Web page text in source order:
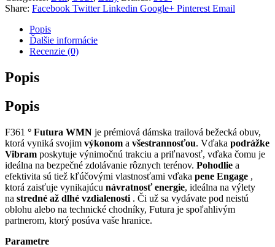
Share: Facebook Twitter Linkedin Google+ Pinterest Email
Popis
Ďalšie informácie
Recenzie (0)
Popis
Popis
F361 ° Futura WMN je prémiová dámska trailová bežecká obuv,
ktorá vyniká svojim výkonom a všestrannosťou. Vďaka podrážke
Vibram poskytuje výnimočnú trakciu a priľnavosť, vďaka čomu je
ideálna na bezpečné zdolávanie rôznych terénov. Pohodlie a
efektivita sú tiež kľúčovými vlastnosťami vďaka pene Engage ,
ktorá zaisťuje vynikajúcu návratnosť energie, ideálna na výlety
na stredné až dlhé vzdialenosti . Či už sa vydávate pod neistú
oblohu alebo na technické chodníky, Futura je spoľahlivým
partnerom, ktorý posúva vaše hranice.
Parametre